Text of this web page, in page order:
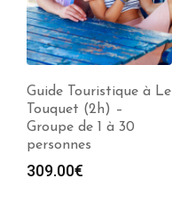
Guide Touristique à Le
Touquet (2h) –
Groupe de 1 à 30
personnes
309.00€